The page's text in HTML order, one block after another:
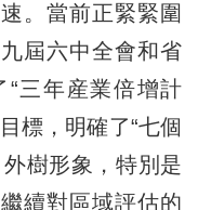
。當前正緊緊圍
屆六中全會和省
三年産業倍增計
標，明確了“七個
樹形象，特別是
續對區域評估的